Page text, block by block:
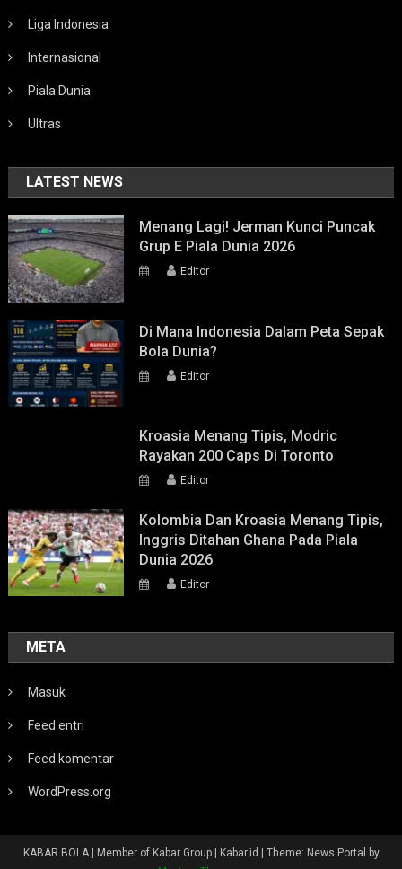
Liga Indonesia
Internasional
Piala Dunia
Ultras
LATEST NEWS
Menang Lagi! Jerman Kunci Puncak
Grup E Piala Dunia 2026
Editor
Di Mana Indonesia Dalam Peta Sepak
Bola Dunia?
Editor
Kroasia Menang Tipis, Modric
Rayakan 200 Caps Di Toronto
Editor
Kolombia Dan Kroasia Menang Tipis,
Inggris Ditahan Ghana Pada Piala
Dunia 2026
Editor
META
Masuk
Feed entri
Feed komentar
WordPress.org
KABAR BOLA | Member of Kabar Group | Kabar.id
Theme: News Portal by